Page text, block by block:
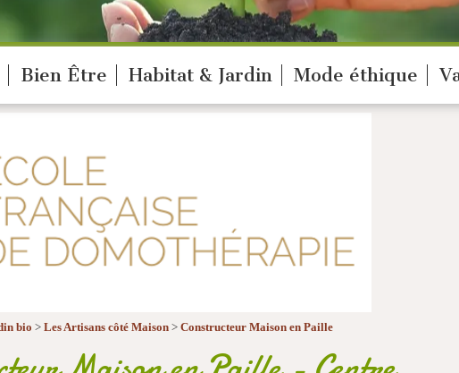
Bien Être Habitat & Jardin Mode éthique
bio > Les Artisans côté Maison > Constructeur Maison en Paille